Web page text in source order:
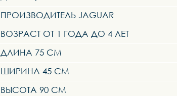
ПРОИЗВОДИТЕЛЬ JAGUAR
ВОЗРАСТ ОТ 1 ГОДА ДО 4 ЛЕТ
ДЛИНА 75 СМ
ШИРИНА 45 СМ
ВЫСОТА 90 СМ